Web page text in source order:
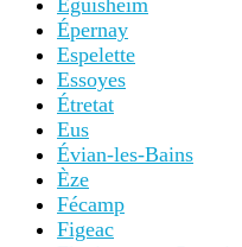
Eguisheim
Épernay
Espelette
Essoyes
Étretat
Eus
Évian-les-Bains
Èze
Fécamp
Figeac